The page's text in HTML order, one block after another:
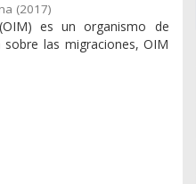
(2017)
es un organismo de
las migraciones, OIM